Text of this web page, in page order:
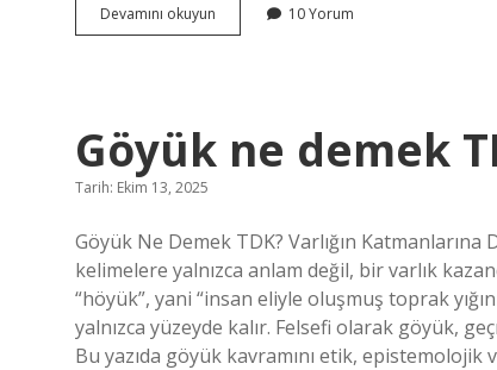
Devamını okuyun Boşvermek
bitişik
10 Yorum
Göyük ne demek
Tarih: Ekim 13, 2025
Göyük Ne Demek TDK? Varlığın
kelimelere yalnızca anlam değil, bir varlık
“höyük”, yani “insan eliyle oluşmuş toprak
yalnızca yüzeyde kalır. Felsefi olarak göyük,
Bu yazıda göyük kavramını etik,